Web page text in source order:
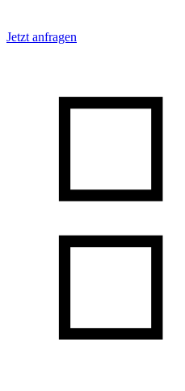
Jetzt anfragen